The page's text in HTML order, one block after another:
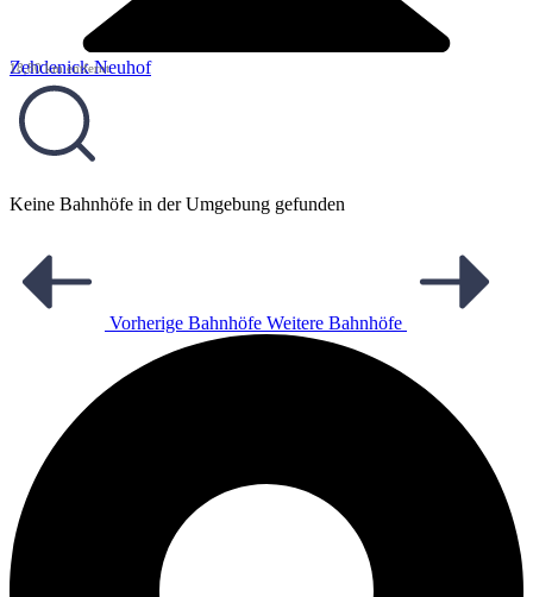
Zehdenick Neuhof
18,80 km entfernt
Keine Bahnhöfe in der Umgebung gefunden
Vorherige Bahnhöfe Weitere Bahnhöfe